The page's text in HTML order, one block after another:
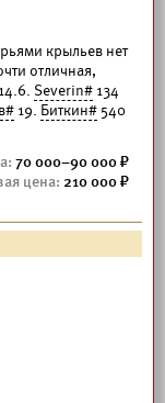
крыльев нет
отличная,
14.6. Severin# 134
19. Биткин# 540
70 000–90 000
210 000